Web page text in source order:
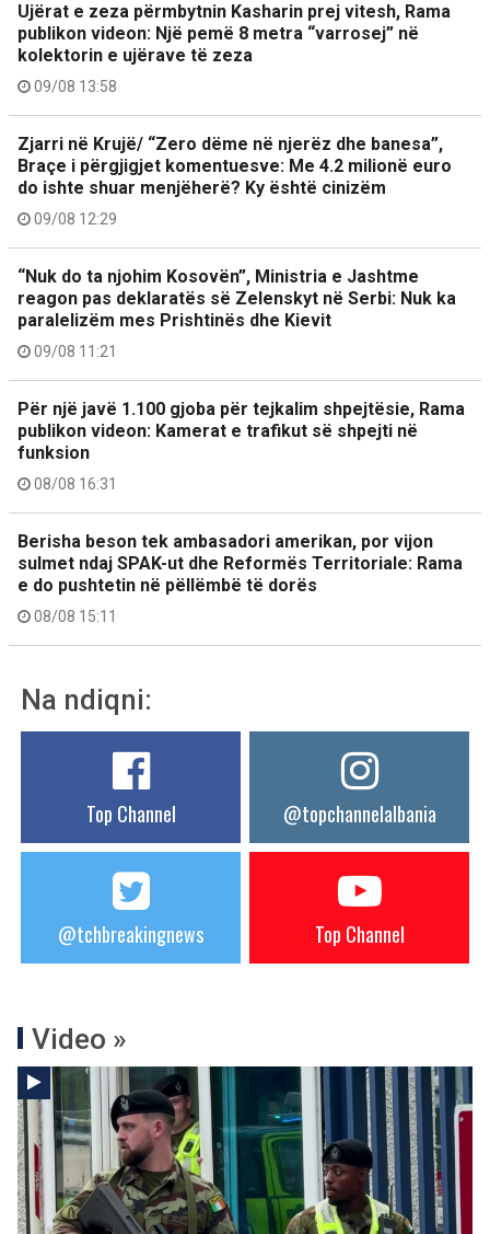
Ujërat e zeza përmbytnin Kasharin prej vitesh, Rama
publikon videon: Një pemë 8 metra “varrosej” në
kolektorin e ujërave të zeza
09/08 13:58
Zjarri në Krujë/ “Zero dëme në njerëz dhe banesa”,
Braçe i përgjigjet komentuesve: Me 4.2 milionë euro
do ishte shuar menjëherë? Ky është cinizëm
09/08 12:29
“Nuk do ta njohim Kosovën”, Ministria e Jashtme
reagon pas deklaratës së Zelenskyt në Serbi: Nuk ka
paralelizëm mes Prishtinës dhe Kievit
09/08 11:21
Për një javë 1.100 gjoba për tejkalim shpejtësie, Rama
publikon videon: Kamerat e trafikut së shpejti në
funksion
08/08 16:31
Berisha beson tek ambasadori amerikan, por vijon
sulmet ndaj SPAK-ut dhe Reformës Territoriale: Rama
e do pushtetin në pëllëmbë të dorës
08/08 15:11
Na ndiqni:
Top Channel @topchannelalbania
@tchbreakingnews Top Channel
Video »